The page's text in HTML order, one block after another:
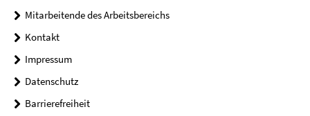
Mitarbeitende des Arbeitsbereichs
Kontakt
Impressum
Datenschutz
Barrierefreiheit